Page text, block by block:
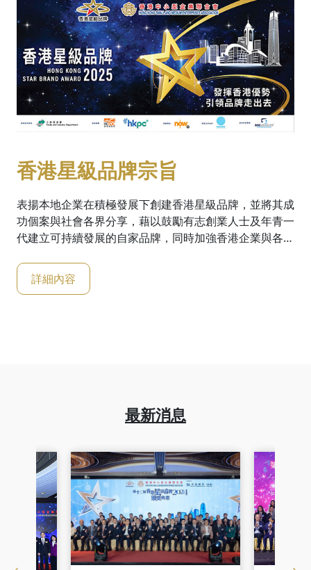
香港星級品牌宗旨
表揚本地企業在積極發展下創建香港星級品牌，並將其成
功個案與社會各界分享，藉以鼓勵有志創業人士及年青一
代建立可持續發展的自家品牌，同時加強香港企業與各地
服務，進而促進各地的經濟發展。
詳細內容
最新消息